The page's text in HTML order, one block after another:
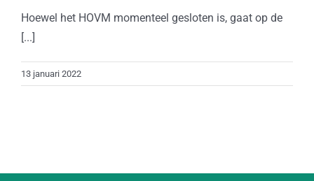
Hoewel het HOVM momenteel gesloten is, gaat op de
[...]
13 januari 2022